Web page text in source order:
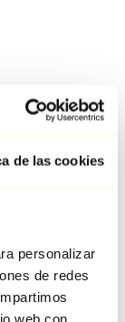
de las cookies
personalizar
de redes
web con